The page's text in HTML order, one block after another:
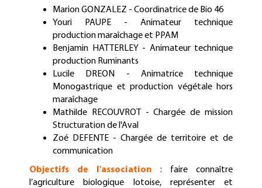
Marion GONZALEZ - Coordinatrice de Bio 46
Youri PAUPE - Animateur technique
production maraîchage et PPAM
Benjamin HATTERLEY - Animateur technique
production Ruminants
Lucile DREON - Animatrice technique
Monogastrique et production végétale hors
maraîchage
Mathilde RECOUVROT - Chargée de mission
Structuration de l'Aval
Zoé DEFENTE - Chargée de territoire et de
communication
Objectifs de l'association : faire connaître
l’agriculture biologique lotoise, représenter et